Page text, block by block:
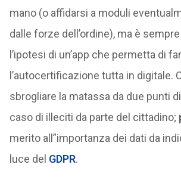
mano (o affidarsi a moduli
dalle forze dell’ordine), ma è
l’ipotesi di un’app che permetta di
l’autocertificazione tutta in digitale.
sbrogliare la matassa da due punti
caso di illeciti da parte del cittadino;
merito all”importanza dei dati da
luce del GDPR.